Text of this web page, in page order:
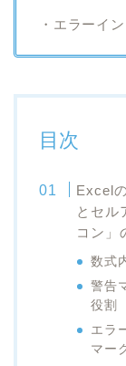
・エラーイ
目次
Excel
とセル
コン」
数式
警告
役割
エラ
マー